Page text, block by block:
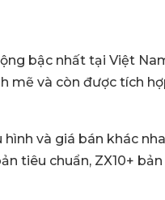
bậc nhất tại Việt
và còn được tích
và giá bán khác
tiêu chuẩn, ZX10+